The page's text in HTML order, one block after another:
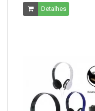
Detalhes